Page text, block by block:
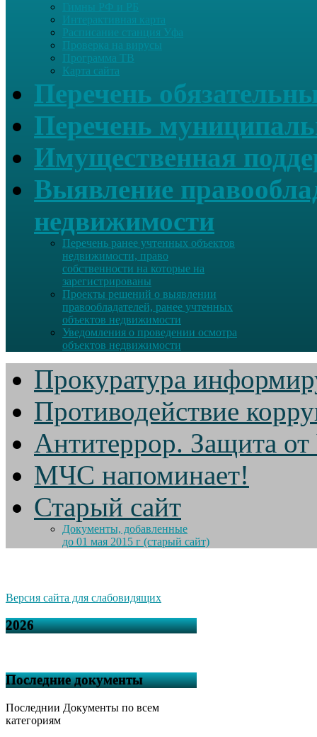
Гимны РФ и РБ
Интерактивная карта
Расписание станция Уфа
Проверка на вирусы
Программа ТВ
Карта сайта
Перечень
Перечень
Имущественная
Выявление
недвижимости
Перечень ранее учтенных объектов
недвижимости, право
собственности на которые на
зарегистрированы
Проекты решений о выявлении
правообладателей, ранее учтенных
объектов недвижимости
Уведомления о проведении осмотра
объектов недвижимости
Прокуратура
Противодействие
Антитеррор. Защита
МЧС напоминает!
Старый сайт
Документы, добавленные
до 01 мая 2015 г (старый сайт)
Версия сайта для слабовидящих
2026
Последние документы
Последнии Документы по всем
категориям